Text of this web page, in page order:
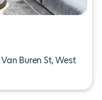
Buren St, West